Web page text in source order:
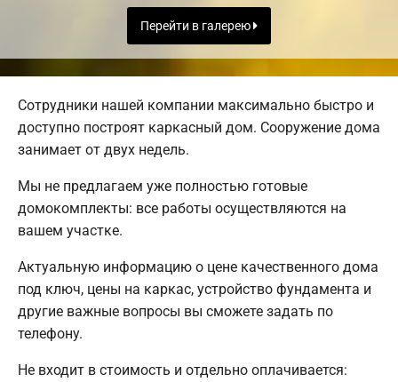
Перейти в галерею
Сотрудники нашей компании максимально быстро и
доступно построят каркасный дом. Сооружение дома
занимает от двух недель.
Мы не предлагаем уже полностью готовые
домокомплекты: все работы осуществляются на
вашем участке.
Актуальную информацию о цене качественного дома
под ключ, цены на каркас, устройство фундамента и
другие важные вопросы вы сможете задать по
телефону.
Не входит в стоимость и отдельно оплачивается: